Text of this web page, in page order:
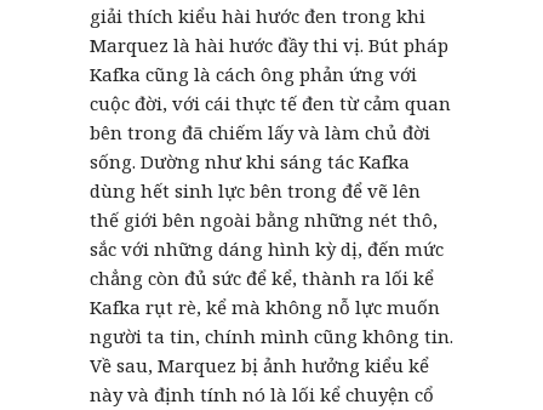
giải thích kiểu hài hước đen trong khi
Marquez là hài hước đầy thi vị. Bút pháp
Kafka cũng là cách ông phản ứng với
cuộc đời, với cái thực tế đen từ cảm quan
bên trong đã chiếm lấy và làm chủ đời
sống. Dường như khi sáng tác Kafka
dùng hết sinh lực bên trong để vẽ lên
thế giới bên ngoài bằng những nét thô,
sắc với những dáng hình kỳ dị, đến mức
chẳng còn đủ sức để kể, thành ra lối kể
Kafka rụt rè, kể mà không nỗ lực muốn
người ta tin, chính mình cũng không tin.
Về sau, Marquez bị ảnh hưởng kiểu kể
này và định tính nó là lối kể chuyện cổ